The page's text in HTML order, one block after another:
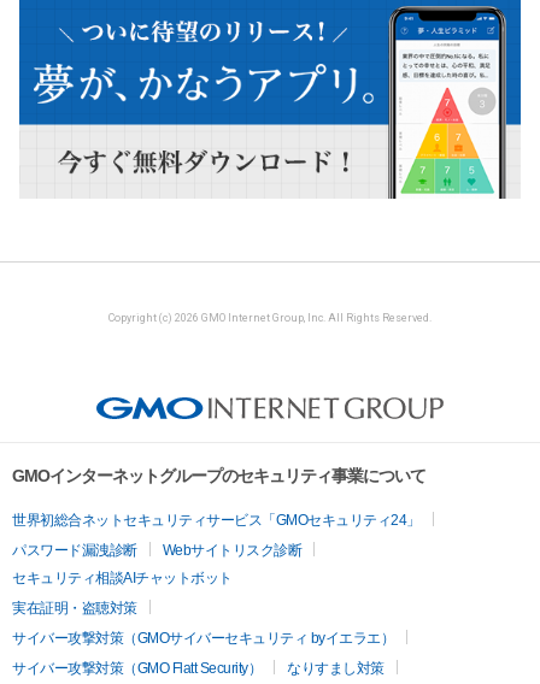
Copyright (c) 2026 GMO Internet Group, Inc. All Rights Reserved.
GMOインターネットグループのセキュリティ事業について
世界初総合ネットセキュリティサービス「GMOセキュリティ24」
パスワード漏洩診断
Webサイトリスク診断
セキュリティ相談AIチャットボット
実在証明・盗聴対策
サイバー攻撃対策（GMOサイバーセキュリティ byイエラエ）
サイバー攻撃対策（GMO Flatt Security）
なりすまし対策